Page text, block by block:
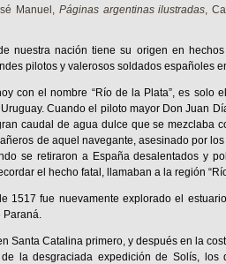
Manuel, Páginas argentinas ilustradas,
nuestra nación tiene su origen en
pilotos y valerosos soldados españoles
con el nombre “Río de la Plata”, es solo
Cuando el piloto mayor Don Juan
caudal de agua dulce que se mezclaba
de aquel navegante, asesinado por
se retiraron a España desalentados y
el hecho fatal, llamaban a la región
1517 fue nuevamente explorado el
Paraná.
Santa Catalina primero, y después en la
la desgraciada expedición de Solís, los